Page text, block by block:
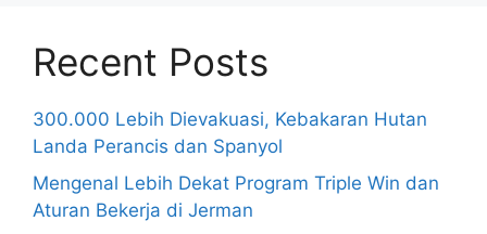
Recent Posts
300.000 Lebih Dievakuasi, Kebakaran Hutan
Landa Perancis dan Spanyol
Mengenal Lebih Dekat Program Triple Win dan
Aturan Bekerja di Jerman